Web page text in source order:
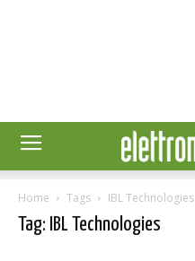
Home Tags IBL Technologies
Tag: IBL Technologies